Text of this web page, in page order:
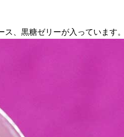
、黒糖ゼリーが入っています。